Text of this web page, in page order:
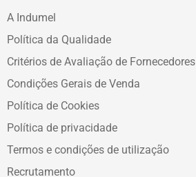
A Indumel
Política da Qualidade
Critérios de Avaliação de Fornecedores
Condições Gerais de Venda
Política de Cookies
Política de privacidade
Termos e condições de utilização
Recrutamento